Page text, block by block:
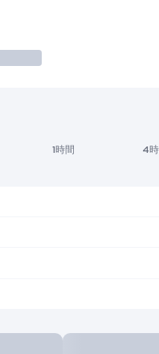
1時間 4時